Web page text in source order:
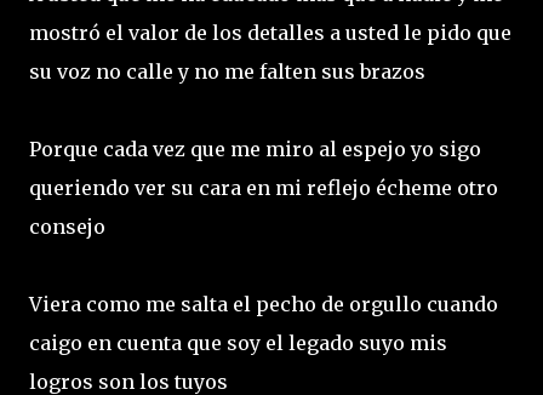
mostró el valor de los detalles a usted le pido que
su voz no calle y no me falten sus brazos
Porque cada vez que me miro al espejo yo sigo
queriendo ver su cara en mi reflejo écheme otro
consejo
Viera como me salta el pecho de orgullo cuando
caigo en cuenta que soy el legado suyo mis
logros son los tuyos